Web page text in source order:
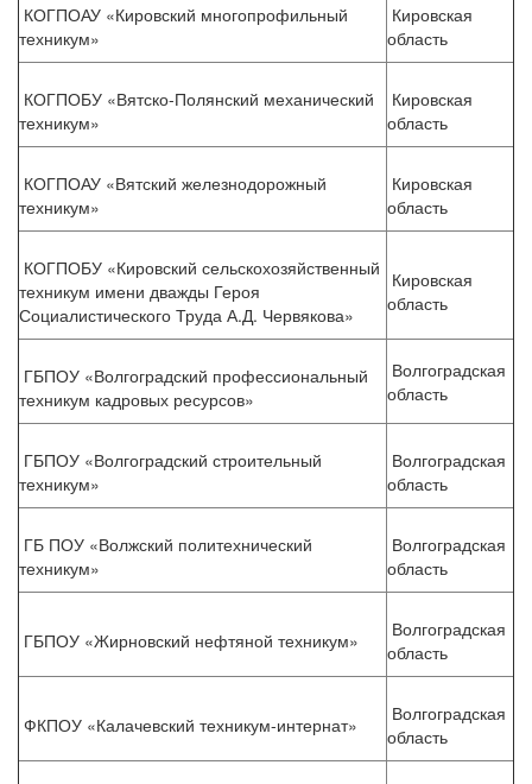
КОГПОАУ «Кировский многопрофильный
техникум»
Кировская
область
КОГПОБУ «Вятско-Полянский механический
техникум»
Кировская
область
КОГПОАУ «Вятский железнодорожный
техникум»
Кировская
область
КОГПОБУ «Кировский сельскохозяйственный
техникум имени дважды Героя
Социалистического Труда А.Д. Червякова»
Кировская
область
ГБПОУ «Волгоградский профессиональный
техникум кадровых ресурсов»
Волгоградская
область
ГБПОУ «Волгоградский строительный
техникум»
Волгоградская
область
ГБ ПОУ «Волжский политехнический
техникум»
Волгоградская
область
ГБПОУ «Жирновский нефтяной техникум»
Волгоградская
область
ФКПОУ «Калачевский техникум-интернат»
Волгоградская
область